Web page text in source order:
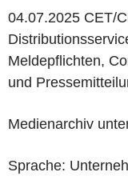
04.07.2025 CET/
Meldepflichten,
und
Medienarchiv
Sprache: